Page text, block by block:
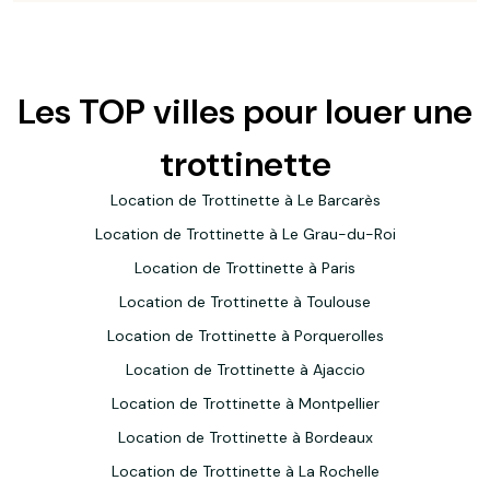
Les TOP villes pour louer une
trottinette
Location de Trottinette à Le Barcarès
Location de Trottinette à Le Grau-du-Roi
Location de Trottinette à Paris
Location de Trottinette à Toulouse
Location de Trottinette à Porquerolles
Location de Trottinette à Ajaccio
Location de Trottinette à Montpellier
Location de Trottinette à Bordeaux
Location de Trottinette à La Rochelle